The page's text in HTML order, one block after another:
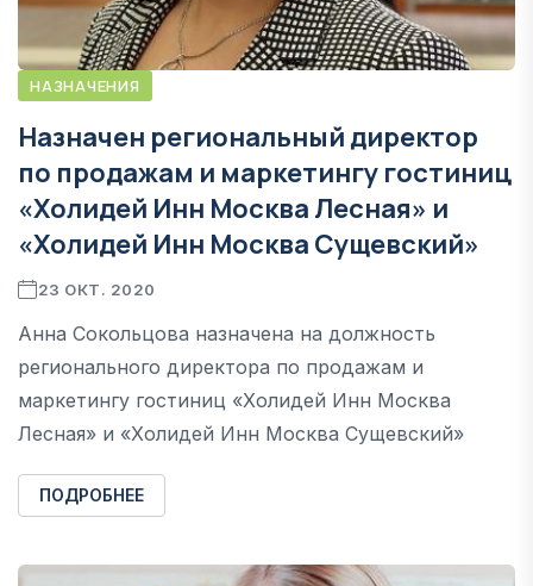
НАЗНАЧЕНИЯ
Назначен региональный директор
по продажам и маркетингу гостиниц
«Холидей Инн Москва Лесная» и
«Холидей Инн Москва Сущевский»
23 ОКТ. 2020
Анна Сокольцова назначена на должность
регионального директора по продажам и
маркетингу гостиниц «Холидей Инн Москва
Лесная» и «Холидей Инн Москва Сущевский»
ПОДРОБНЕЕ